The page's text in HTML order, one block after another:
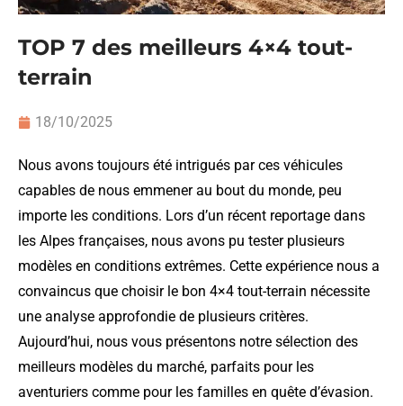
TOP 7 des meilleurs 4×4 tout-
terrain
18/10/2025
Nous avons toujours été intrigués par ces véhicules
capables de nous emmener au bout du monde, peu
importe les conditions. Lors d’un récent reportage dans
les Alpes françaises, nous avons pu tester plusieurs
modèles en conditions extrêmes. Cette expérience nous a
convaincus que choisir le bon 4×4 tout-terrain nécessite
une analyse approfondie de plusieurs critères.
Aujourd’hui, nous vous présentons notre sélection des
meilleurs modèles du marché, parfaits pour les
aventuriers comme pour les familles en quête d’évasion.